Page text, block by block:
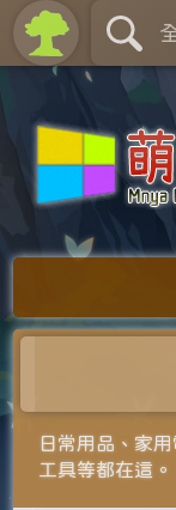
日常用品、家
工具等都在這。